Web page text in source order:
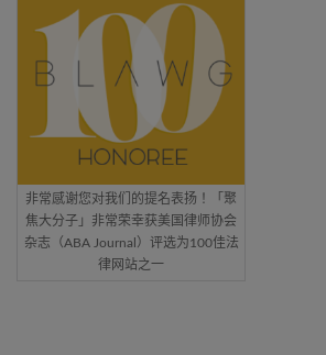
非常感谢您对我们的提名表扬！「聚
焦大分子」非常荣幸获美国律师协会
杂志（ABA Journal）评选为100佳法
律网站之一